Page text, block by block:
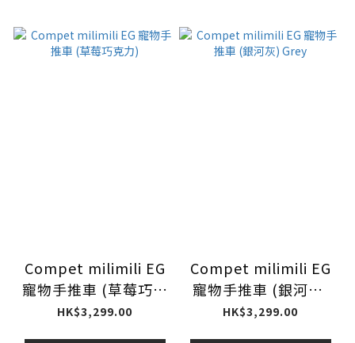
Compet milimili EG
寵物手推車 (草莓巧克
力)
HK$3,299.00
Compet milimili EG
寵物手推車 (銀河灰)
Grey
HK$3,299.00